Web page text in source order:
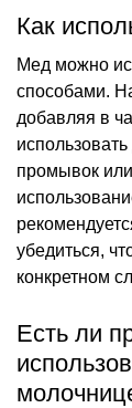
Как
Мед можно
способами.
добавляя в
промывок
убедиться,
конкретном
Есть ли